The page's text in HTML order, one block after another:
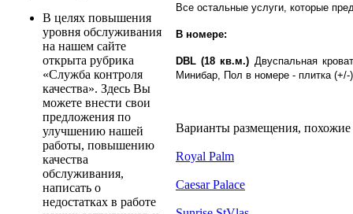
В целях повышения
уровня обслуживания
на нашем сайте
открыта рубрика
«Служба контроля
качества». Здесь Вы
можете внести свои
предложения по
улучшению нашей
работы, повышению
качества
обслуживания,
написать о
недостатках в работе
Все остальныe услуги, которые
В номере:
DBL (18 кв.м.) Двуспальная
Минибар, Пол в номере - плитка
Варианты размещения, похожие
Royal Palm
Caesar Palace